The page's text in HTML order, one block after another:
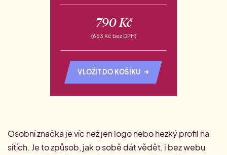
790Kč
(653 Kč bez DPH)
VLOŽIT DO KOŠÍKU →
Osobní značka je víc než jen logo nebo hezký profil na
sítích. Je to způsob, jak o sobě dát vědět, i bez webu